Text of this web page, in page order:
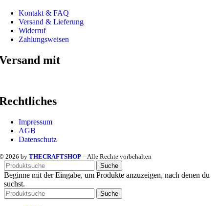
Kontakt & FAQ
Versand & Lieferung
Widerruf
Zahlungsweisen
mit
Impressum
AGB
Datenschutz
2026 by THECRAFTSHOP – Alle Rechte vorbehalten
Suche
Beginne mit der Eingabe, um Produkte anzuzeigen, nach denen du
suchst.
Suche